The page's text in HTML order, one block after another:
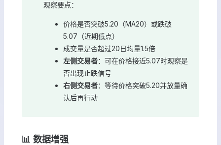
观察要点：
价格是否突破5.20（MA20）或跌破
5.07（近期低点）
成交量是否超过20日均量1.5倍
左侧交易者：可在价格接近5.07时观察是
否出现止跌信号
右侧交易者：等待价格突破5.20并放量确
认后再行动
📊 数据增强